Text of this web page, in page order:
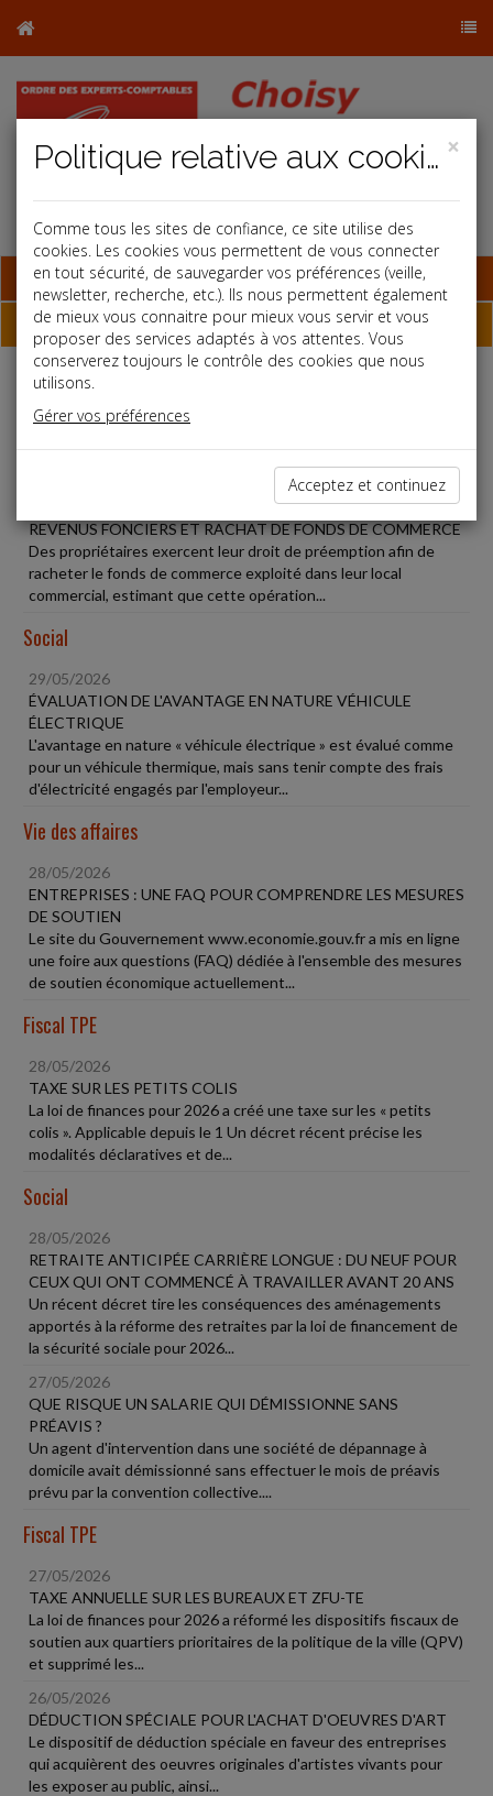
Base documentaire
Dépêches
Liste des dernières dépêches
REVENUS FONCIERS ET RACHAT DE FONDS DE COMMERCE
Des propriétaires exercent leur droit de préemption afin de
racheter le fonds de commerce exploité dans leur local
commercial, estimant que cette opération...
Social
29/05/2026
ÉVALUATION DE L'AVANTAGE EN NATURE VÉHICULE
ÉLECTRIQUE
L'avantage en nature « véhicule électrique » est évalué comme
pour un véhicule thermique, mais sans tenir compte des frais
d'électricité engagés par l'employeur...
Vie des affaires
28/05/2026
ENTREPRISES : UNE FAQ POUR COMPRENDRE LES MESURES
DE SOUTIEN
Le site du Gouvernement www.economie.gouv.fr a mis en ligne
une foire aux questions (FAQ) dédiée à l'ensemble des mesures
de soutien économique actuellement...
Fiscal TPE
28/05/2026
TAXE SUR LES PETITS COLIS
La loi de finances pour 2026 a créé une taxe sur les « petits
colis ». Applicable depuis le 1 Un décret récent précise les
modalités déclaratives et de...
Social
28/05/2026
RETRAITE ANTICIPÉE CARRIÈRE LONGUE : DU NEUF POUR
CEUX QUI ONT COMMENCÉ À TRAVAILLER AVANT 20 ANS
Un récent décret tire les conséquences des aménagements
apportés à la réforme des retraites par la loi de financement de
la sécurité sociale pour 2026...
27/05/2026
QUE RISQUE UN SALARIE QUI DÉMISSIONNE SANS
PRÉAVIS ?
Un agent d'intervention dans une société de dépannage à
domicile avait démissionné sans effectuer le mois de préavis
prévu par la convention collective....
Fiscal TPE
27/05/2026
TAXE ANNUELLE SUR LES BUREAUX ET ZFU-TE
La loi de finances pour 2026 a réformé les dispositifs fiscaux de
soutien aux quartiers prioritaires de la politique de la ville (QPV)
et supprimé les...
26/05/2026
DÉDUCTION SPÉCIALE POUR L'ACHAT D'OEUVRES D'ART
Le dispositif de déduction spéciale en faveur des entreprises
qui acquièrent des oeuvres originales d'artistes vivants pour
les exposer au public, ainsi...
×
Politique relative aux cookies
Comme tous les sites de confiance, ce site utilise des
cookies. Les cookies vous permettent de vous connecter
en tout sécurité, de sauvegarder vos préférences (veille,
newsletter, recherche, etc.). Ils nous permettent également
de mieux vous connaitre pour mieux vous servir et vous
proposer des services adaptés à vos attentes. Vous
conserverez toujours le contrôle des cookies que nous
utilisons.
Gérer vos préférences
Acceptez et continuez